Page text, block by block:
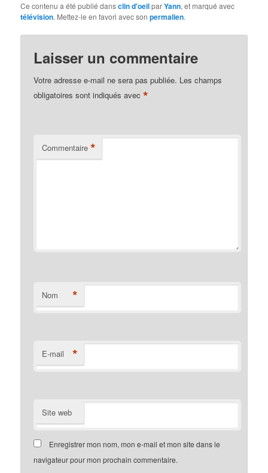
Ce contenu a été publié dansclin d'oeilparYann, et marqué avec
télévision. Mettez-le en favori avec sonpermalien.
Laisser un commentaire
Votre adresse e-mail ne sera pas publiée. Les champs
obligatoires sont indiqués avec*
Commentaire *
Nom *
E-mail *
Site web
Enregistrer mon nom, mon e-mail et mon site dans le
navigateur pour mon prochain commentaire.